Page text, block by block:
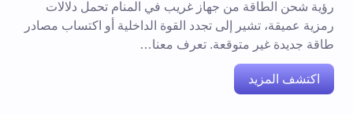
رؤية شحن الطاقة من جهاز غريب في المنام تحمل دلالات
رمزية عميقة، تشير إلى تجدد القوة الداخلية أو اكتساب مصادر
طاقة جديدة غير متوقعة. تعرف معنا…
اكتشف المزيد